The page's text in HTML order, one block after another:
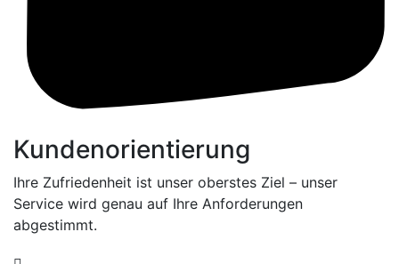
Kundenorientierung
Ihre Zufriedenheit ist unser oberstes Ziel – unser
Service wird genau auf Ihre Anforderungen
abgestimmt.